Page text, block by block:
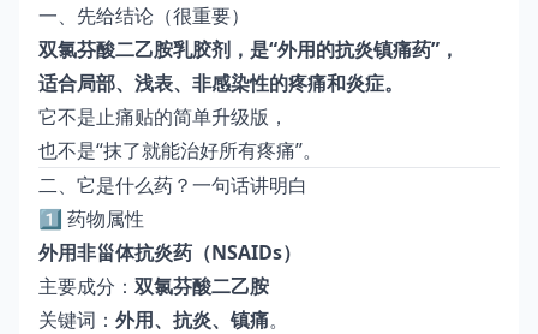
一、先给结论（很重要）
双氯芬酸二乙胺乳胶剂，是“外用的抗炎镇痛药”，
适合局部、浅表、非感染性的疼痛和炎症。
它不是止痛贴的简单升级版，
也不是“抹了就能治好所有疼痛”。
二、它是什么药？一句话讲明白
1️⃣ 药物属性
外用非甾体抗炎药（NSAIDs）
主要成分： 双氯芬酸二乙胺
关键词： 外用、抗炎、镇痛。